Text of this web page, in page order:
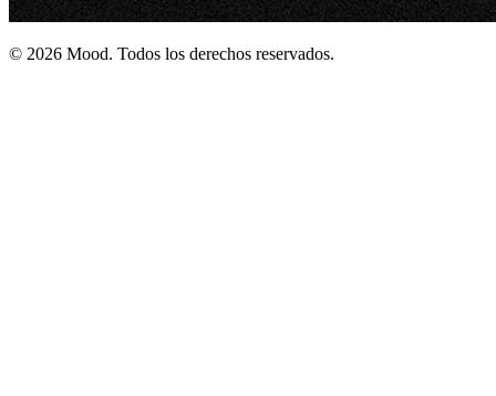
© 2026 Mood. Todos los derechos reservados.